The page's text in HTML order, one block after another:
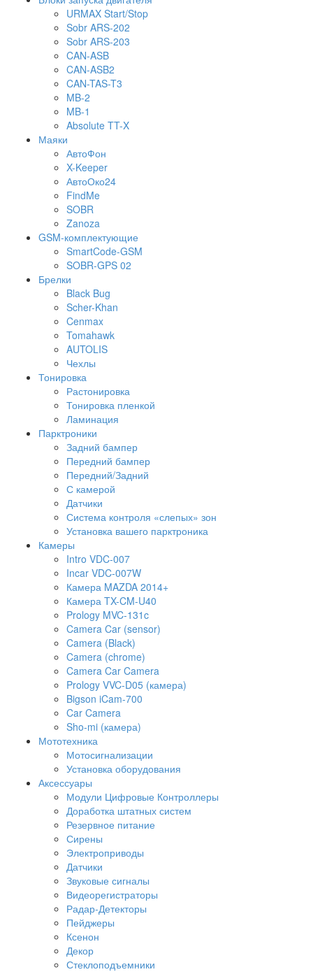
URMAX Start/Stop
Sobr ARS-202
Sobr ARS-203
CAN-ASB
CAN-ASB2
CAN-TAS-T3
MB-2
MB-1
Absolute TT-X
Маяки
АвтоФон
X-Keeper
АвтоОко24
FindMe
SOBR
Zanoza
GSM-комплектующие
SmartCode-GSM
SOBR-GPS 02
Брелки
Black Bug
Scher-Khan
Cenmax
Tomahawk
AUTOLIS
Чехлы
Тонировка
Растонировка
Тонировка пленкой
Ламинация
Парктроники
Задний бампер
Передний бампер
Передний/Задний
С камерой
Датчики
Система контроля «слепых» зон
Установка вашего парктроника
Камеры
Intro VDC-007
Incar VDC-007W
Камера MAZDA 2014+
Камера TX-CM-U40
Prology MVC-131c
Camera Car (sensor)
Camera (Black)
Camera (chrome)
Camera Car Camera
Prology VVC-D05 (камера)
Bigson iCam-700
Car Camera
Sho-mi (камера)
Мототехника
Мотосигнализации
Установка оборудования
Аксессуары
Модули Цифровые Контроллеры
Доработка штатных систем
Резервное питание
Сирены
Электроприводы
Датчики
Звуковые сигналы
Видеорегистраторы
Радар-Детекторы
Пейджеры
Ксенон
Декор
Стеклоподъемники